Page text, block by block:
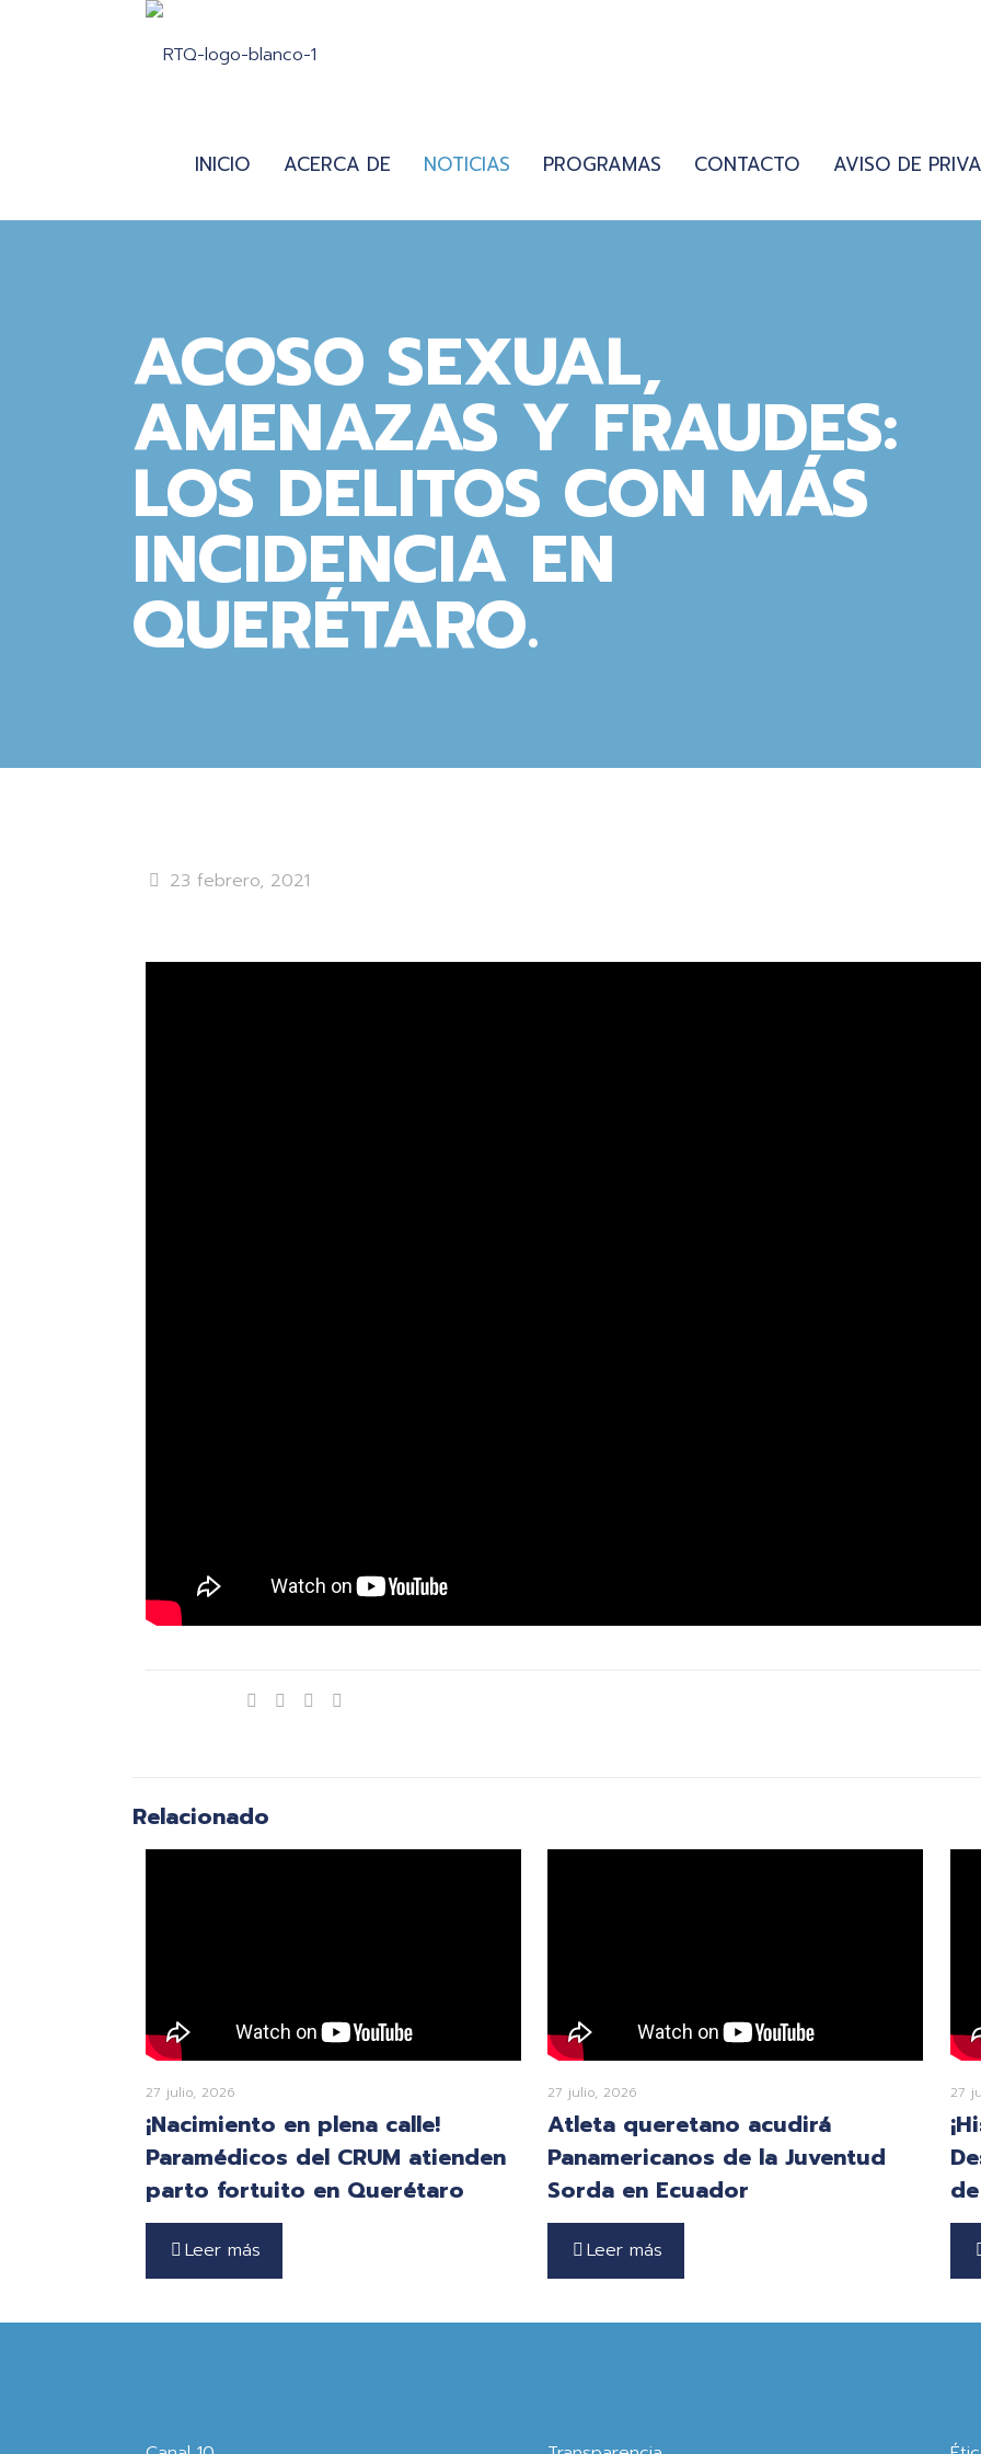
INICIO ACERCA DE NOTICIAS PROGRAMAS CONTACTO AVISO DE
ACOSO SEXUAL,
AMENAZAS Y FRAUDES:
LOS DELITOS CON MÁS
INCIDENCIA EN
QUERÉTARO.
23 febrero, 2021
Relacionado
27 julio, 2026
¡Nacimiento en plena calle!
Paramédicos del CRUM atienden
parto fortuito en Querétaro
Leer más
27 julio, 2026
Atleta queretano acudirá
Panamericanos de la Juventud
Sorda en Ecuador
Leer más
27